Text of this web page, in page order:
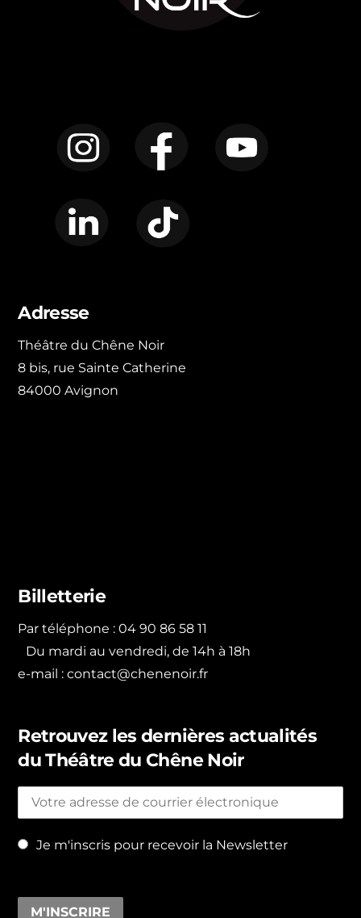
Adresse
Théâtre du Chêne Noir
8 bis, rue Sainte Catherine
84000 Avignon
Billetterie
Par téléphone : 04 90 86 58 11
Du mardi au vendredi, de 14h à 18h
e-mail :contact@chenenoir.fr
Retrouvez les dernières actualités
du Théâtre du Chêne Noir
Je m'inscris pour recevoir la Newsletter